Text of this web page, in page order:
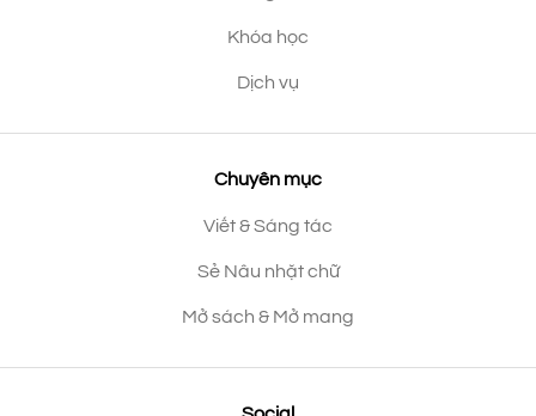
Khóa học
Dịch vụ
Chuyên mục
Viết & Sáng tác
Sẻ Nâu nhặt chữ
Mở sách & Mở mang